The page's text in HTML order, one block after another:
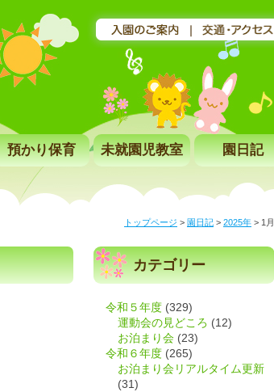
預かり保育 未就園児教室 園日記
トップページ > 園日記 > 2025年 > 1月
カテゴリー
令和５年度 (329)
運動会の見どころ (12)
お泊まり会 (23)
令和６年度 (265)
お泊まり会リアルタイム更新
(31)